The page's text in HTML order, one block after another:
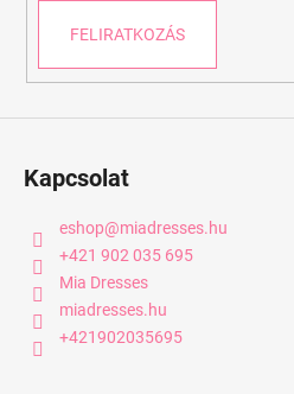
i
FELIRATKOZÁS
Kapcsolat
eshop@miadresses.hu
+421 902 035 695
Mia Dresses
miadresses.hu
+421902035695